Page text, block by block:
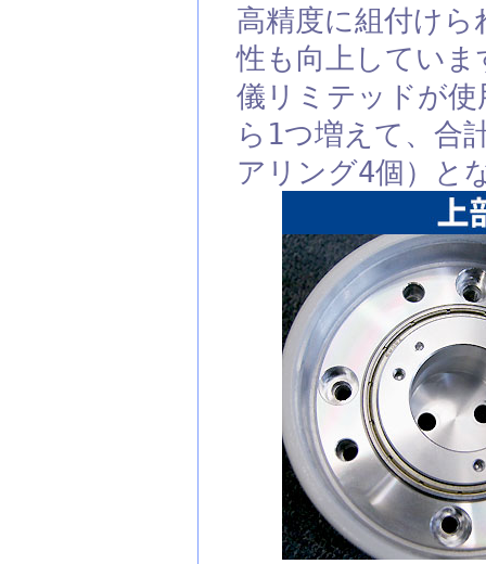
高精度に組付け
性も向上してい
儀リミテッドが
ら1つ増えて、合
アリング4個）と